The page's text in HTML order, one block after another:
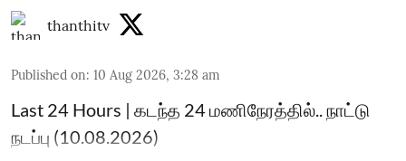
thanthitv
Published on: 10 Aug 2026, 3:28 am
Last 24 Hours | கடந்த 24 மணிநேரத்தில்.. நாட்டு
நடப்பு (10.08.2026)